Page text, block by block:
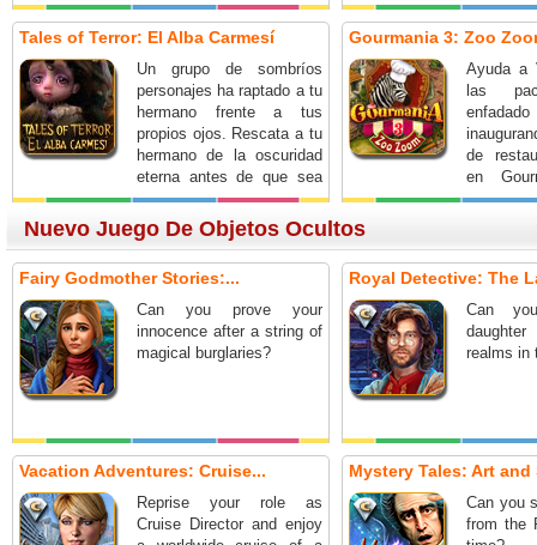
familia
a la
Tales of Terror: El Alba Carmesí
Un grupo de sombríos
personajes ha raptado a tu
hermano frente a tus
propios ojos. Rescata a tu
hermano de la oscuridad
eterna antes de que sea
demasiado tarde en Tales
of Terror: El Alba Carmesí.
Gourmania 3: Zoo
Ayuda a
las
de
en
Zoom.
Nuevo Juego De Objetos Ocultos
Fairy Godmother Stories:...
Can you prove your
innocence after a string of
magical burglaries?
Royal Detective: The
Can
realms in
Vacation Adventures: Cruise...
Reprise your role as
Cruise Director and enjoy
Mystery Tales: Art and
Can you
from the